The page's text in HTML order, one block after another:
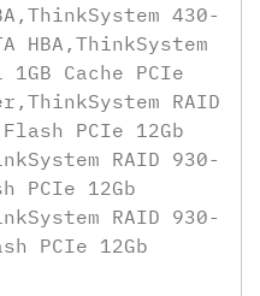
430-
HBA,ThinkSystem
Cache PCIe
RAID
PCIe 12Gb
RAID 930-
PCIe 12Gb
RAID 930-
PCIe 12Gb